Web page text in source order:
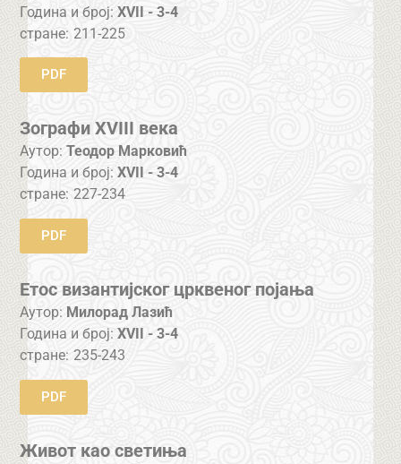
Година и број:XVII - 3-4
стране: 211-225
PDF
Зографи XVIII века
Аутор: Теодор Марковић
Година и број:XVII - 3-4
стране: 227-234
PDF
Етос византијског црквеног појања
Аутор: Милорад Лазић
Година и број:XVII - 3-4
стране: 235-243
PDF
Живот као светиња